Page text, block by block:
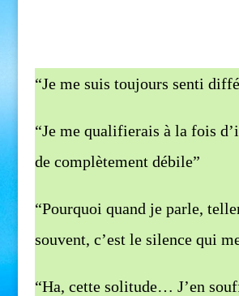
“Je me suis toujours senti
“Je me qualifierais à la fois
de complètement débile”
“Pourquoi quand je parle,
souvent, c’est le silence qui
“Ha, cette solitude… J’en